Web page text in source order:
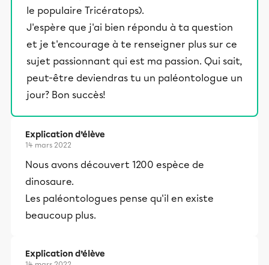
le populaire Tricératops).
J'espère que j'ai bien répondu à ta question
et je t'encourage à te renseigner plus sur ce
sujet passionnant qui est ma passion. Qui sait,
peut-être deviendras tu un paléontologue un
jour? Bon succès!
Explication d’élève
14 mars 2022
Nous avons découvert 1200 espèce de
dinosaure.
Les paléontologues pense qu'il en existe
beaucoup plus.
Explication d’élève